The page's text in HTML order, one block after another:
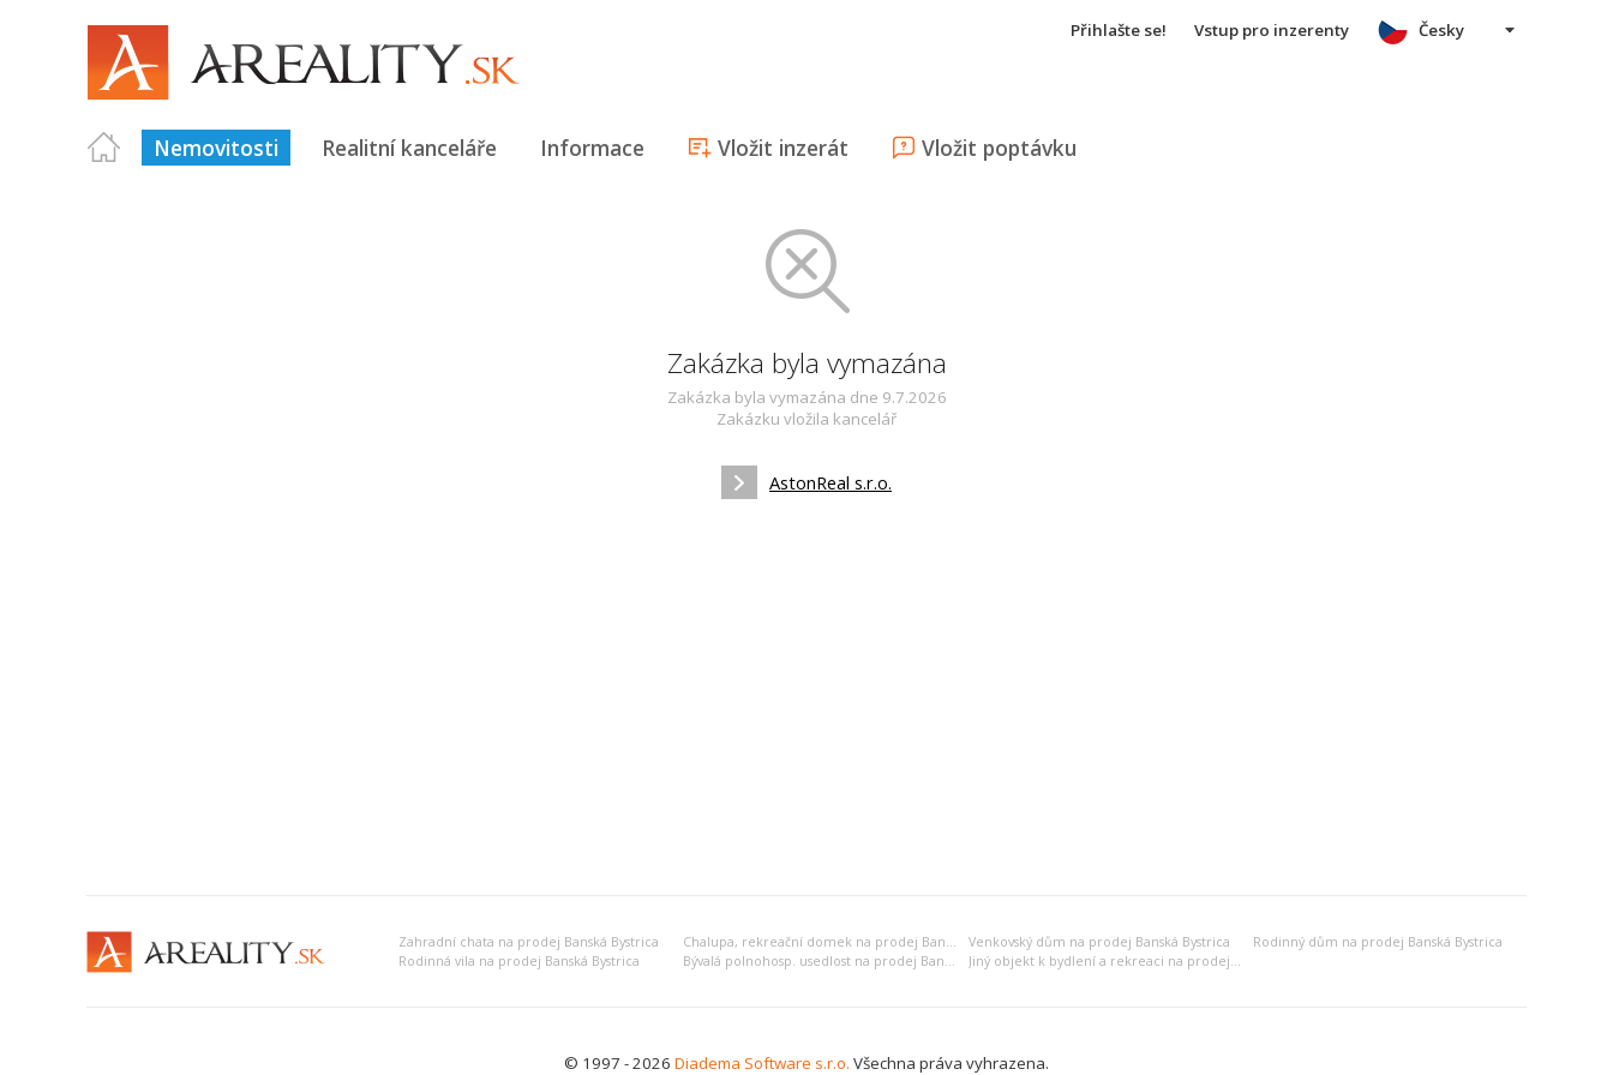
Přihlašte se! Vstup pro inzerenty
Nemovitosti Realitní kanceláře Informace Vložit inzerát Vložit poptávku
Česky
Zakázka byla vymazána
Zakázka byla vymazána dne 9.7.2026
Zakázku vložila kancelář
AstonReal s.r.o.
Zahradní chata na prodej Banská Bystrica Chalupa, rekreační domek na prodej Banská Bystrica Venkovský dům na prodej Banská Bystrica
Rodinný dům na prodej Banská Bystrica
Rodinná vila na prodej Banská Bystrica
Bývalá polnohosp. usedlost na prodej Banská Bystrica Jiný objekt k bydlení a rekreaci na prodej Banská Bystrica
© 1997 - 2026 Diadema Software s.r.o. Všechna práva vyhrazena.